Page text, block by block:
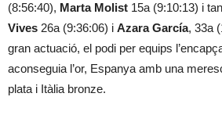
(8:56:40), Marta Molist 15a (9:10:13) i
Vives 26a (9:36:06) i Azara García, 33a
gran actuació, el podi per equips
aconseguia l’or, Espanya amb una
plata i Itàlia bronze.